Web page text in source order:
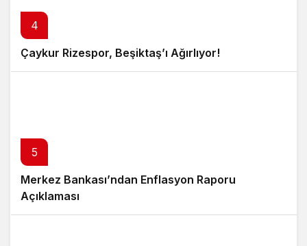
4
Çaykur Rizespor, Beşiktaş’ı Ağırlıyor!
5
Merkez Bankası’ndan Enflasyon Raporu
Açıklaması